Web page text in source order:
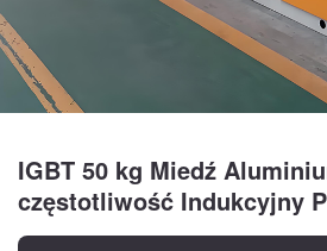
IGBT 50 kg Miedź
częstotliwość Indukcyjny